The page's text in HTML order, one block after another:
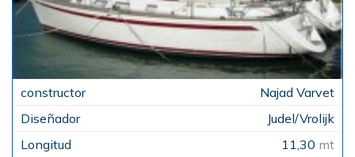
Najad Varvet
Judel/Vrolijk
11,30 mt